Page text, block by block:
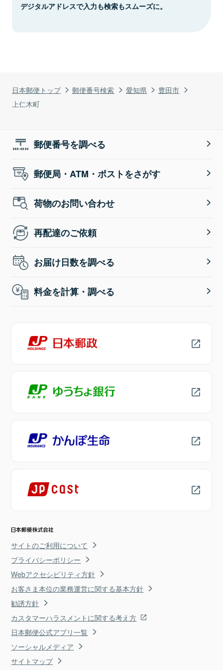
日本郵便トップ 郵便番号検索 愛知県
豊田市
上仁木町
デジタルアドレスで入力も検索もスムーズに。
郵便番号を調べる
郵便局・ATM・ポストをさがす
荷物のお問い合わせ
再配達のご依頼
お届け日数を調べる
料金を計算・調べる
サイトのご利用について
プライバシーポリシー
Webアクセシビリティ方針
お客さま本位の業務運営に関する基本方針
勧誘方針
カスタマーハラスメントに関する考え方
日本郵便公式アプリ一覧
ソーシャルメディア
サイトマップ